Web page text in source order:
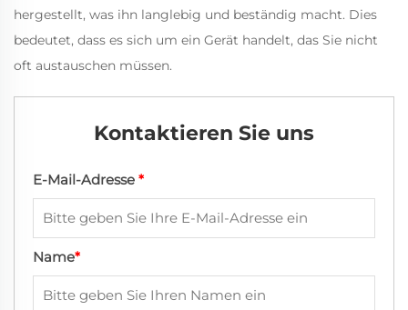
hergestellt, was ihn langlebig und beständig macht. Dies
bedeutet, dass es sich um ein Gerät handelt, das Sie nicht
oft austauschen müssen.
Kontaktieren Sie uns
E-Mail-Adresse *
Name*